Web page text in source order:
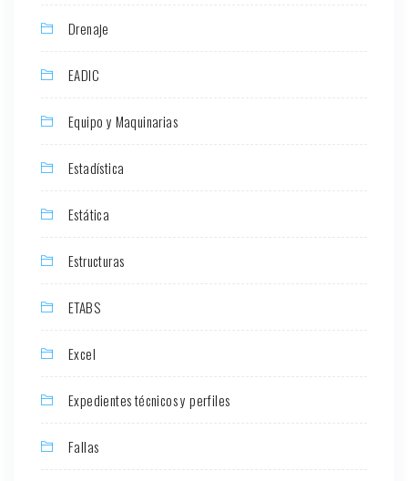
Drenaje
EADIC
Equipo y Maquinarias
Estadística
Estática
Estructuras
ETABS
Excel
Expedientes técnicos y perfiles
Fallas